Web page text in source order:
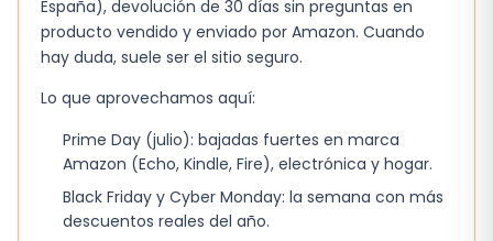
España), devolución de 30 días sin preguntas en
producto vendido y enviado por Amazon. Cuando
hay duda, suele ser el sitio seguro.
Lo que aprovechamos aquí:
Prime Day (julio): bajadas fuertes en marca
Amazon (Echo, Kindle, Fire), electrónica y hogar.
Black Friday y Cyber Monday: la semana con más
descuentos reales del año.